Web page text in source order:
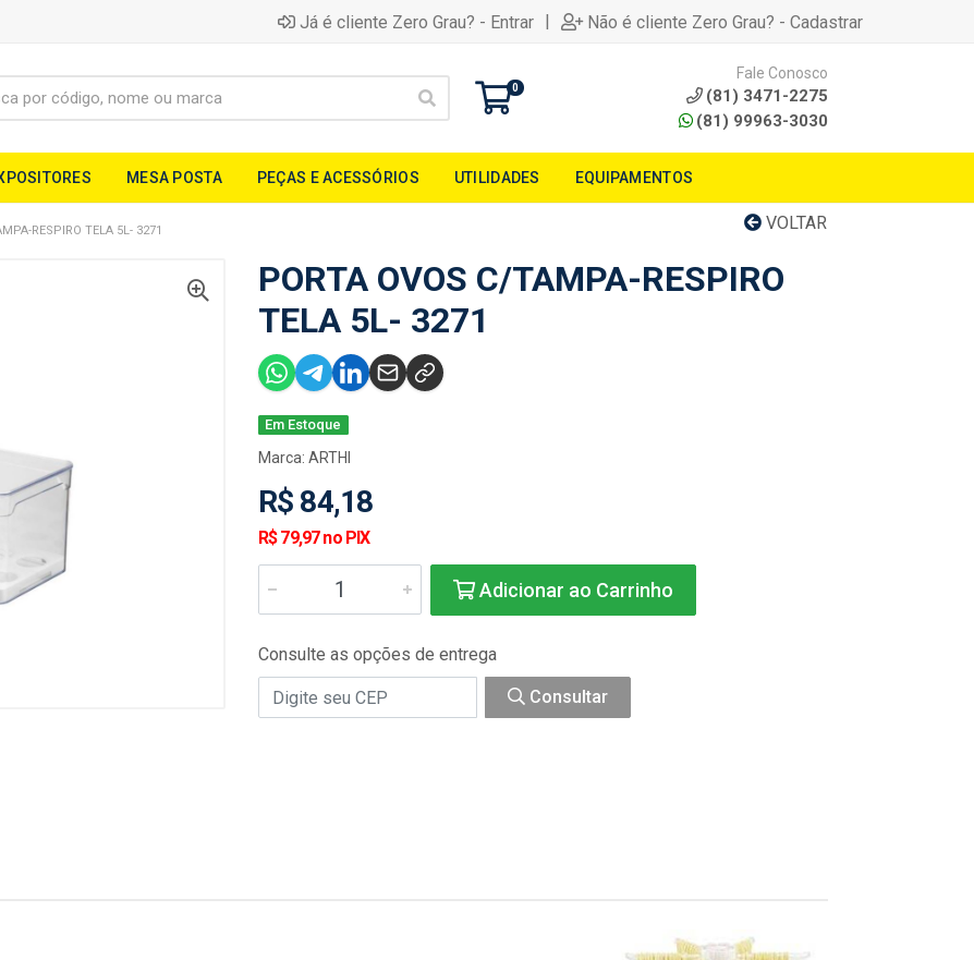
Já é cliente Zero Grau? - Entrar | Não é cliente Zero Grau? - Cadastrar
0
Fale Conosco
(81) 3471-2275
(81) 99963-3030
MESA POSTA PEÇAS E ACESSÓRIOS UTILIDADES EQUIPAMENTOS
VOLTAR
RESPIRO TELA 5L- 3271
PORTA OVOS C/TAMPA-RESPIRO
TELA 5L- 3271
Em Estoque
Marca: ARTHI
R$ 84,18
R$ 79,97 no PIX
Adicionar ao Carrinho
Consulte as opções de entrega
Consultar